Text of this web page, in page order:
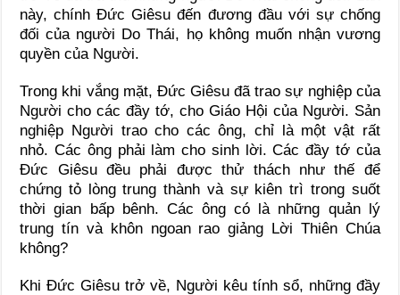
này, chính Đức Giêsu đến đương đầu với sự chống
đối của người Do Thái, họ không muốn nhận vương
quyền của Người.
Trong khi vắng mặt, Đức Giêsu đã trao sự nghiệp của
Người cho các đầy tớ, cho Giáo Hội của Người. Sản
nghiệp Người trao cho các ông, chỉ là một vật rất
nhỏ. Các ông phải làm cho sinh lời. Các đầy tớ của
Đức Giêsu đều phải được thử thách như thế để
chứng tỏ lòng trung thành và sự kiên trì trong suốt
thời gian bấp bênh. Các ông có là những quản lý
trung tín và khôn ngoan rao giảng Lời Thiên Chúa
không?
Khi Đức Giêsu trở về, Người kêu tính sổ, những đầy